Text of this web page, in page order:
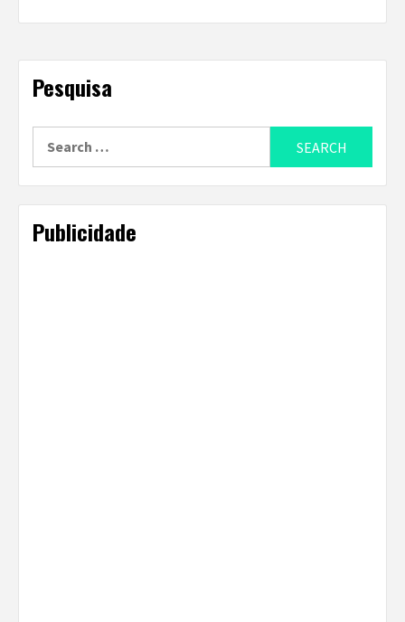
Pesquisa
Publicidade